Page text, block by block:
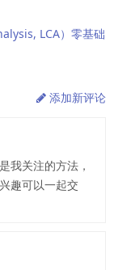
LCA）零基础
添加新评论
我关注的方法，
趣可以一起交